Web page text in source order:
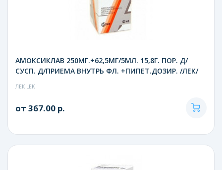
АМОКСИКЛАВ 250МГ.+62,5МГ/5МЛ. 15,8Г. ПОР. Д/
СУСП. Д/ПРИЕМА ВНУТРЬ ФЛ. +ПИПЕТ.ДОЗИР. /ЛЕК/
ЛЕК LEK
от 367.00 р.